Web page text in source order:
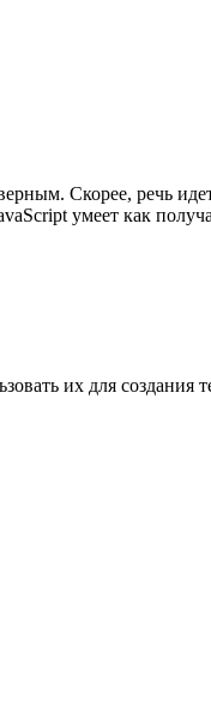
Скорее, речь
умеет как
их для создания